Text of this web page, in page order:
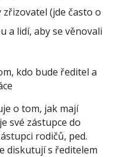
(jde často o
a lidí, aby se věnovali
kdo bude ředitel a
o tom, jak mají
své zástupce do
rodičů, ped.
diskutují s ředitelem